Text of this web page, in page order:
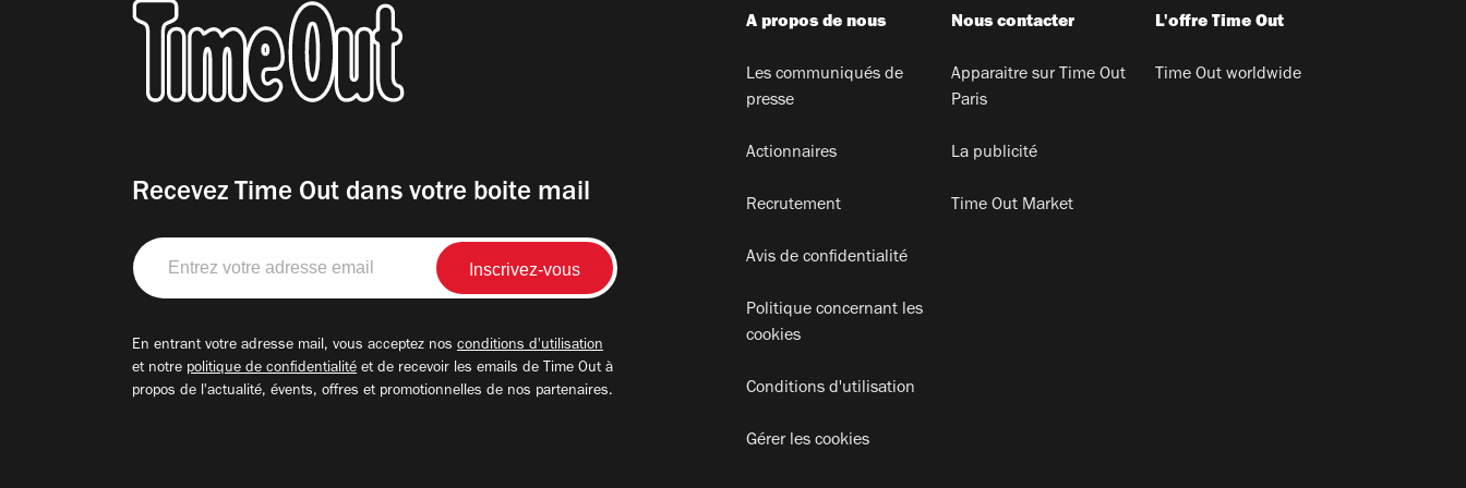
Recevez Time Out dans votre boite mail
Entrez
votre
adresse
En entrant votre adresse mail, vous acceptez nos conditions d'utilisation
et notre politique de confidentialité et de recevoir les emails de Time Out à
propos de l'actualité, évents, offres et promotionnelles de nos partenaires.
A propos de nous
Les communiqués de
presse
Actionnaires
Recrutement
Avis de confidentialité
Politique concernant les
cookies
Conditions d'utilisation
Gérer les cookies
Nous contacter
Apparaitre sur Time Out
Paris
La publicité
Time Out Market
L'offre Time Out
Time Out worldwide